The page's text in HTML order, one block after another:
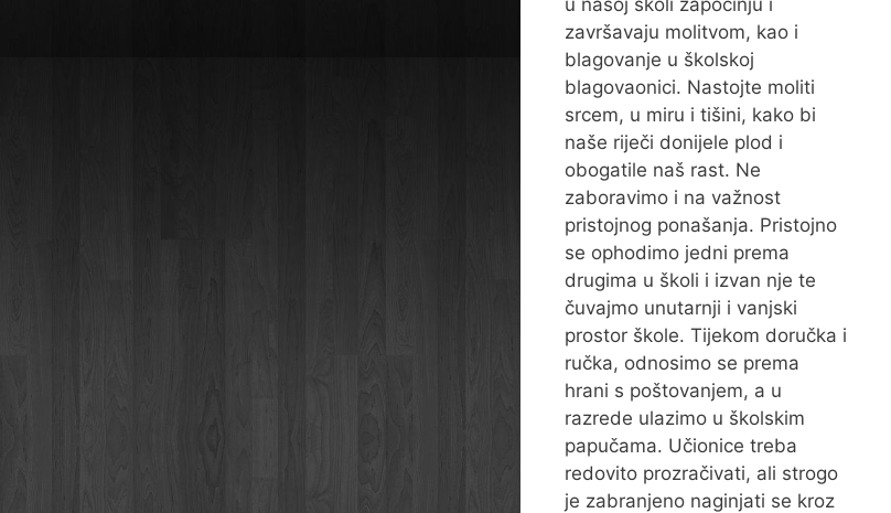
u našoj školi započinju i
završavaju molitvom, kao i
blagovanje u školskoj
blagovaonici. Nastojte moliti
srcem, u miru i tišini, kako bi
naše riječi donijele plod i
obogatile naš rast. Ne
zaboravimo i na važnost
pristojnog ponašanja. Pristojno
se ophodimo jedni prema
drugima u školi i izvan nje te
čuvajmo unutarnji i vanjski
prostor škole. Tijekom doručka i
ručka, odnosimo se prema
hrani s poštovanjem, a u
razrede ulazimo u školskim
papučama. Učionice treba
redovito prozračivati, ali strogo
je zabranjeno naginjati se kroz